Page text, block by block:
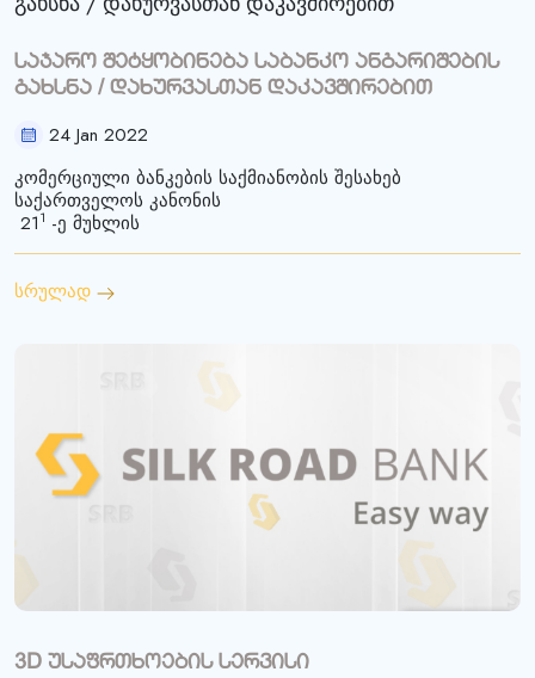
საჯარო შეტყობინება საბანკო ანგარიშების
გახსნა / დახურვასთან დაკავშირებით
24 Jan 2022
კომერციული ბანკების საქმიანობის შესახებ
საქართველოს კანონის
211 -ე მუხლის
სრულად
3D უსაფრთხოების სერვისი